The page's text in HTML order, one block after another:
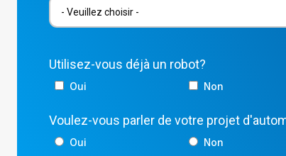
Utilisez-vous déjà un robot?
Oui Non
Voulez-vous parler de votre projet
Oui Non